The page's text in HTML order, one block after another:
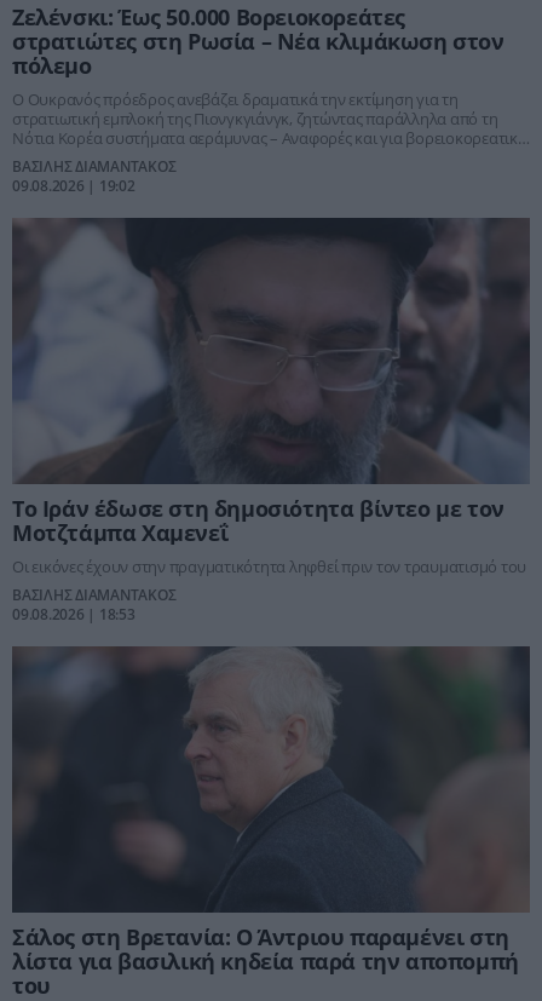
Ζελένσκι: Έως 50.000 Βορειοκορεάτες
στρατιώτες στη Ρωσία – Νέα κλιμάκωση στον
πόλεμο
Ο Ουκρανός πρόεδρος ανεβάζει δραματικά την εκτίμηση για τη
στρατιωτική εμπλοκή της Πιονγκγιάνγκ, ζητώντας παράλληλα από τη
Νότια Κορέα συστήματα αεράμυνας – Αναφορές και για βορειοκορεατική
πυραυλική μονάδα στη δυτική Ρωσία.
ΒΑΣΙΛΗΣ ΔΙΑΜΑΝΤΑΚΟΣ
09.08.2026 | 19:02
Το Ιράν έδωσε στη δημοσιότητα βίντεο με τον
Μοτζτάμπα Χαμενεΐ
Οι εικόνες έχουν στην πραγματικότητα ληφθεί πριν τον τραυματισμό του
ΒΑΣΙΛΗΣ ΔΙΑΜΑΝΤΑΚΟΣ
09.08.2026 | 18:53
Σάλος στη Βρετανία: Ο Άντριου παραμένει στη
λίστα για βασιλική κηδεία παρά την αποπομπή
του